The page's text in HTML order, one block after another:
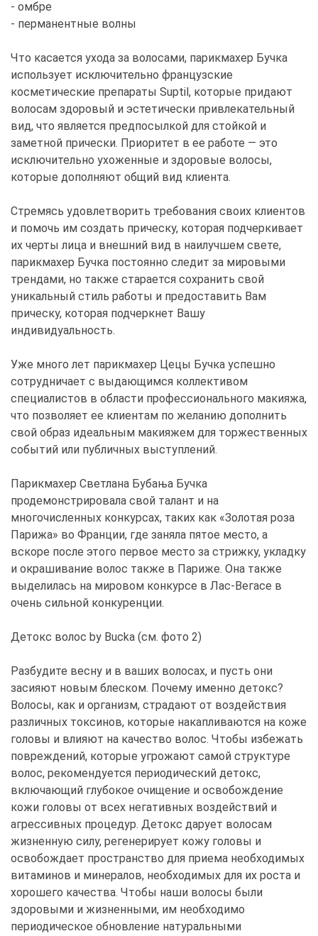
- омбре
- перманентные волны
Что касается ухода за волосами, парикмахер Бучка
использует исключительно французские
косметические препараты Suptil, которые придают
волосам здоровый и эстетически привлекательный
вид, что является предпосылкой для стойкой и
заметной прически. Приоритет в ее работе — это
исключительно ухоженные и здоровые волосы,
которые дополняют общий вид клиента.
Стремясь удовлетворить требования своих клиентов
и помочь им создать прическу, которая подчеркивает
их черты лица и внешний вид в наилучшем свете,
парикмахер Бучка постоянно следит за мировыми
трендами, но также старается сохранить свой
уникальный стиль работы и предоставить Вам
прическу, которая подчеркнет Вашу
индивидуальность.
Уже много лет парикмахер Цецы Бучка успешно
сотрудничает с выдающимся коллективом
специалистов в области профессионального макияжа,
что позволяет ее клиентам по желанию дополнить
свой образ идеальным макияжем для торжественных
событий или публичных выступлений.
Парикмахер Светлана Бубања Бучка
продемонстрировала свой талант и на
многочисленных конкурсах, таких как «Золотая роза
Парижа» во Франции, где заняла пятое место, а
вскоре после этого первое место за стрижку, укладку
и окрашивание волос также в Париже. Она также
выделилась на мировом конкурсе в Лас-Вегасе в
очень сильной конкуренции.
Детокс волос by Bucka (см. фото 2)
Разбудите весну и в ваших волосах, и пусть они
засияют новым блеском. Почему именно детокс?
Волосы, как и организм, страдают от воздействия
различных токсинов, которые накапливаются на коже
головы и влияют на качество волос. Чтобы избежать
повреждений, которые угрожают самой структуре
волос, рекомендуется периодический детокс,
включающий глубокое очищение и освобождение
кожи головы от всех негативных воздействий и
агрессивных процедур. Детокс дарует волосам
жизненную силу, регенерирует кожу головы и
освобождает пространство для приема необходимых
витаминов и минералов, необходимых для их роста и
хорошего качества. Чтобы наши волосы были
здоровыми и жизненными, им необходимо
периодическое обновление натуральными